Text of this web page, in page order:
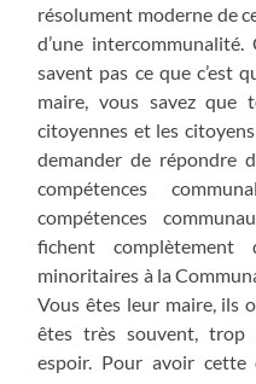
résolument moderne de
d’une
savent pas ce que c’est
maire, vous savez que
citoyennes et les
demander de répondre
compétences
compétences
fichent
minoritaires à la
Vous êtes leur maire, ils
êtes très souvent, trop
espoir. Pour avoir cette